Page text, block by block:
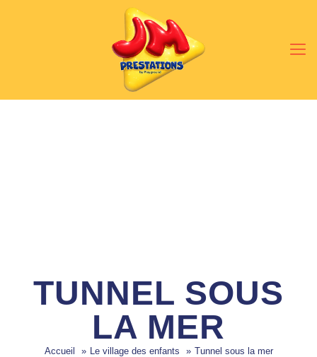
TUNNEL SOUS
LA MER
Accueil Le village des enfants Tunnel sous la mer